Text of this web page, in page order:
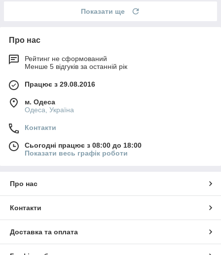
Показати ще
Про нас
Рейтинг не сформований
Менше 5 відгуків за останній рік
Працює з 29.08.2016
м. Одеса
Одеса, Україна
Контакти
Сьогодні працює з 08:00 до 18:00
Показати весь графік роботи
Про нас
Контакти
Доставка та оплата